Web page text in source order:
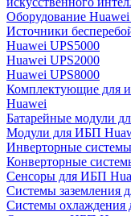
Оборудование Huawei
Источники
Huawei UPS5000
Huawei UPS2000
Huawei UPS8000
Комплектующие для
Huawei
Батарейные модули
Модули для ИБП
Инверторные
Конверторные
Сенсоры для ИБП
Системы заземления
Системы охлаждения